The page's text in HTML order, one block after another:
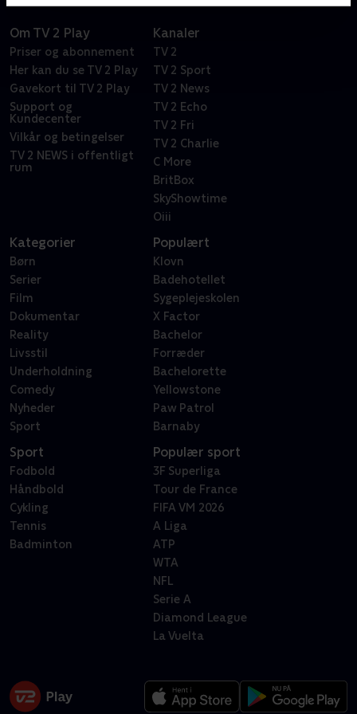
Om TV 2 Play
Priser og abonnement
Her kan du se TV 2 Play
Gavekort til TV 2 Play
Support og
Kundecenter
Vilkår og betingelser
TV 2 NEWS i offentligt
rum
Kanaler
TV 2
TV 2 Sport
TV 2 News
TV 2 Echo
TV 2 Fri
TV 2 Charlie
C More
BritBox
SkyShowtime
Oiii
Kategorier
Børn
Serier
Film
Dokumentar
Reality
Livsstil
Underholdning
Comedy
Nyheder
Sport
Populært
Klovn
Badehotellet
Sygeplejeskolen
X Factor
Bachelor
Forræder
Bachelorette
Yellowstone
Paw Patrol
Barnaby
Sport
Fodbold
Håndbold
Cykling
Tennis
Badminton
Populær sport
3F Superliga
Tour de France
FIFA VM 2026
A Liga
ATP
WTA
NFL
Serie A
Diamond League
La Vuelta